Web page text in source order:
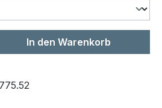
Gib den
In den Warenkorb